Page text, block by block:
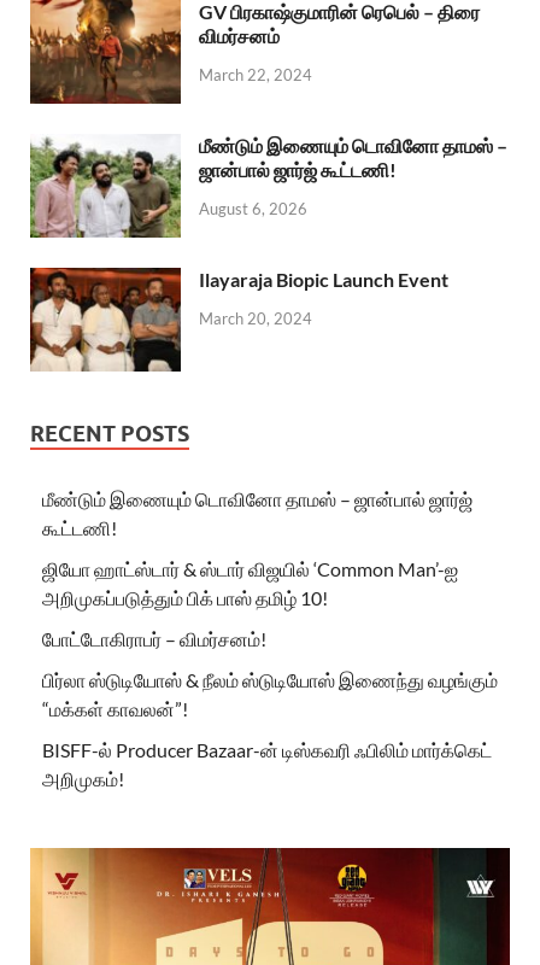
GV பிரகாஷ்குமாரின் ரெபெல் – திரை
விமர்சனம்
March 22, 2024
மீண்டும் இணையும் டொவினோ தாமஸ் –
ஜான்பால் ஜார்ஜ் கூட்டணி!
August 6, 2026
Ilayaraja Biopic Launch Event
March 20, 2024
RECENT POSTS
மீண்டும் இணையும் டொவினோ தாமஸ் – ஜான்பால் ஜார்ஜ்
கூட்டணி!
ஜியோ ஹாட்ஸ்டார் & ஸ்டார் விஜயில் ‘Common Man’-ஐ
அறிமுகப்படுத்தும் பிக் பாஸ் தமிழ் 10!
போட்டோகிராபர் – விமர்சனம்!
பிர்லா ஸ்டுடியோஸ் & நீலம் ஸ்டுடியோஸ் இணைந்து வழங்கும்
“மக்கள் காவலன்”!
BISFF-ல் Producer Bazaar-ன் டிஸ்கவரி ஃபிலிம் மார்க்கெட்
அறிமுகம்!